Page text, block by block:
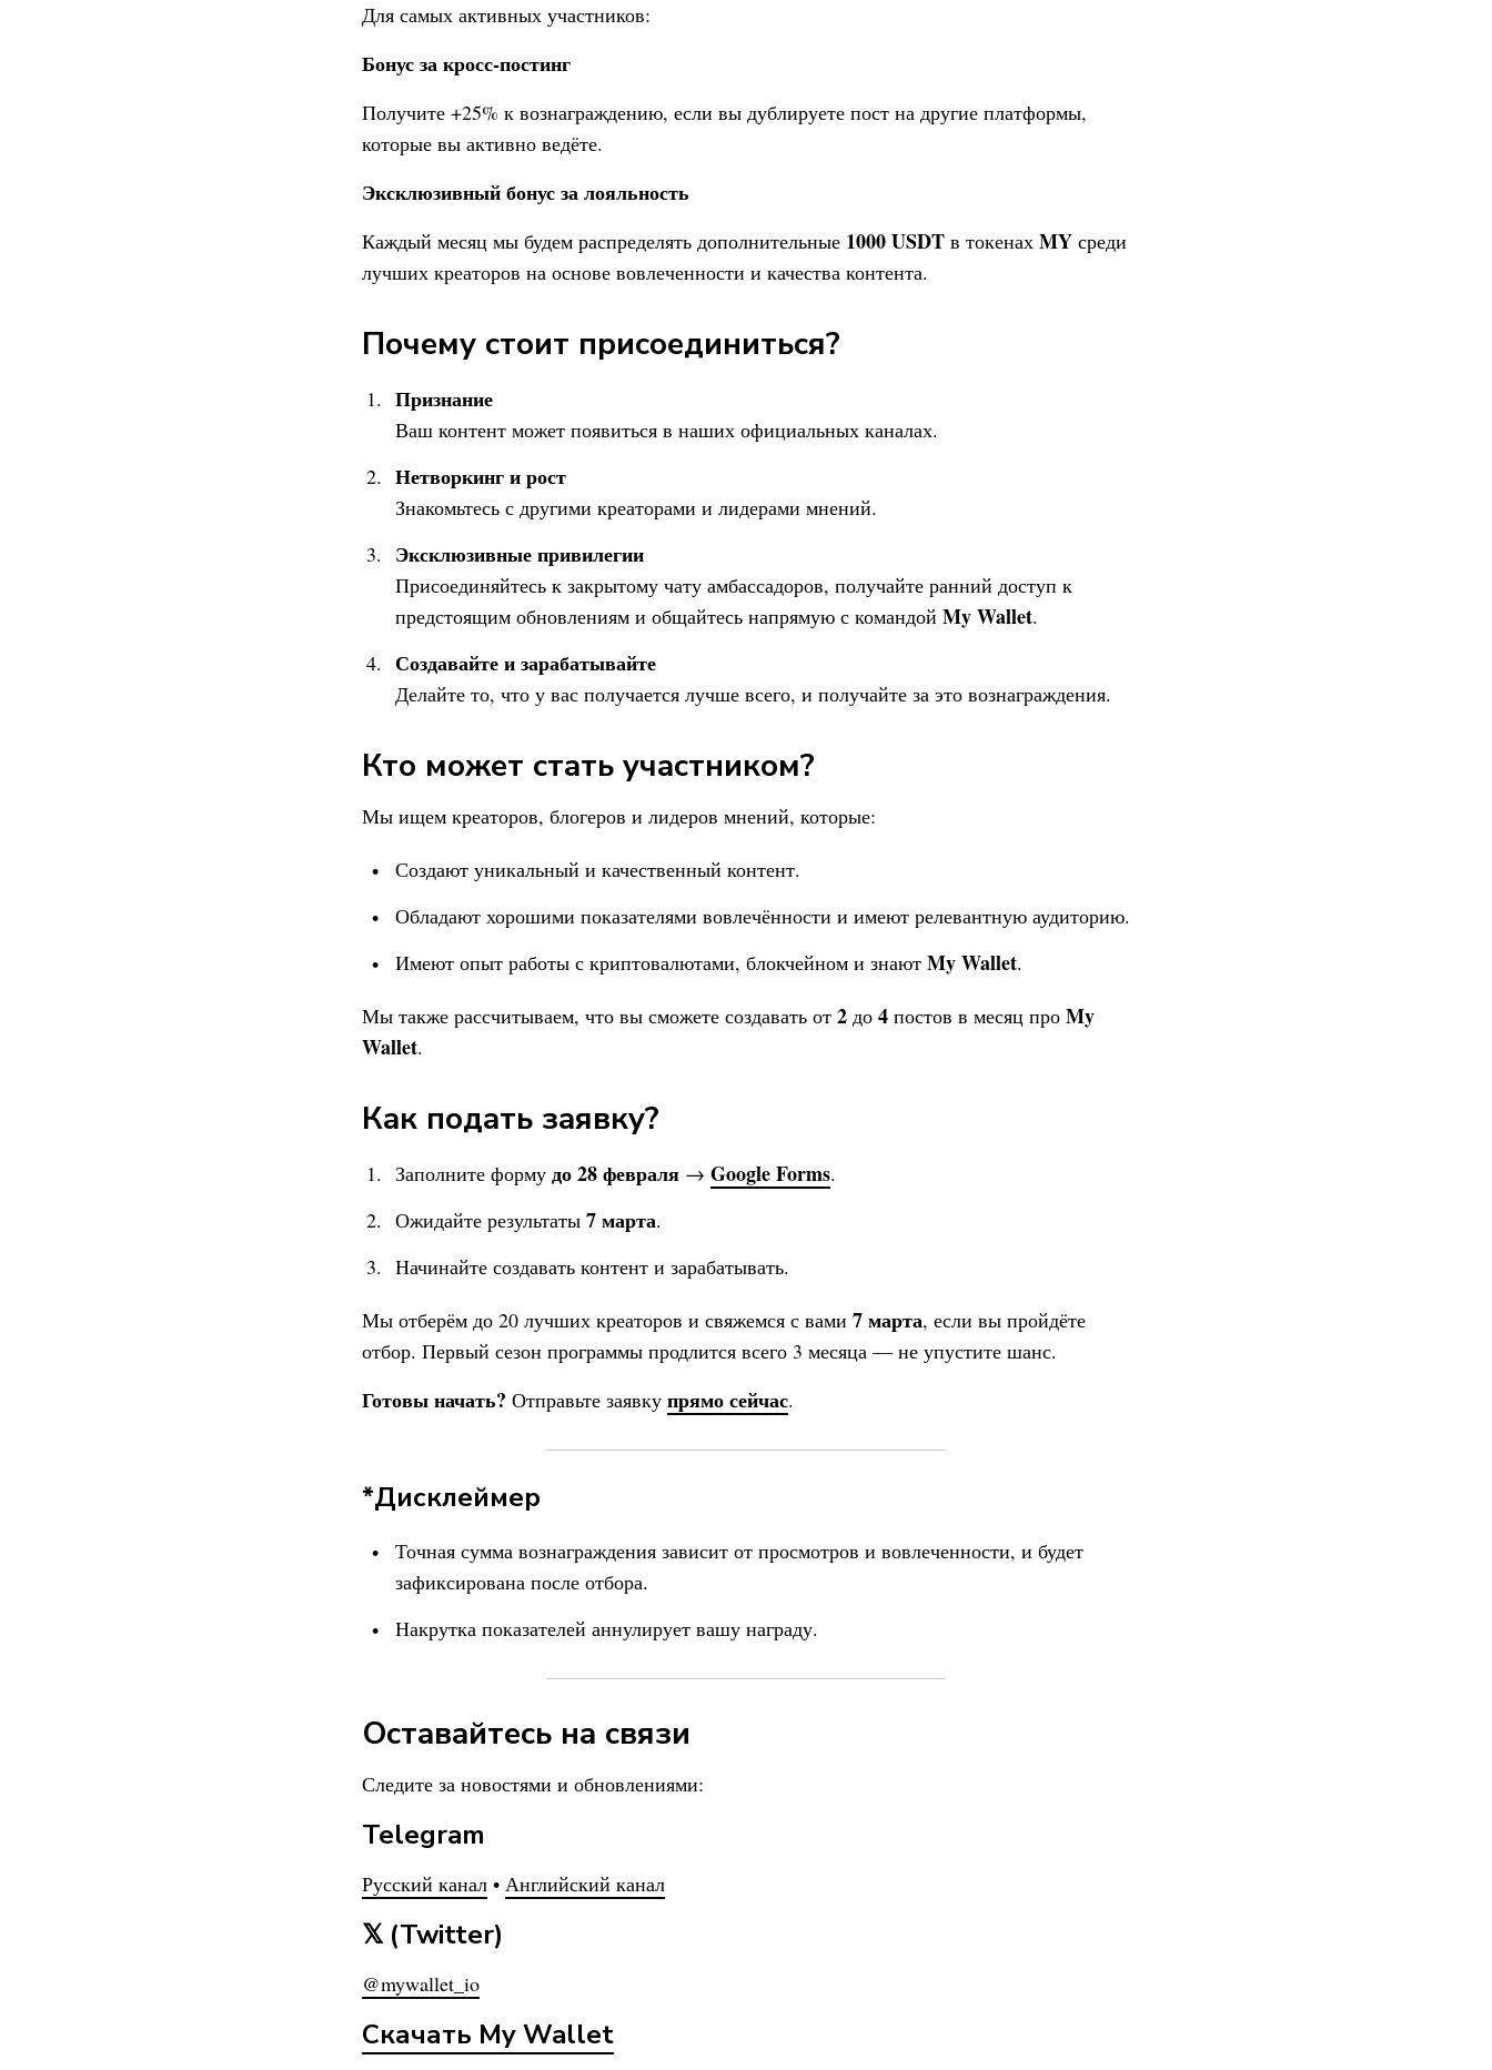
Для самых активных участников:
Бонус за кросс-постинг
Получите +25% к вознаграждению, если вы дублируете пост на другие платформы,
которые вы активно ведёте.
Эксклюзивный бонус за лояльность
Каждый месяц мы будем распределять дополнительные 1000 USDT в токенах MY среди
лучших креаторов на основе вовлеченности и качества контента.
Почему стоит присоединиться?
Признание
Ваш контент может появиться в наших официальных каналах.
Нетворкинг и рост
Знакомьтесь с другими креаторами и лидерами мнений.
Эксклюзивные привилегии
Присоединяйтесь к закрытому чату амбассадоров, получайте ранний доступ к
предстоящим обновлениям и общайтесь напрямую с командой My Wallet.
Создавайте и зарабатывайте
Делайте то, что у вас получается лучше всего, и получайте за это вознаграждения.
Кто может стать участником?
Мы ищем креаторов, блогеров и лидеров мнений, которые:
Создают уникальный и качественный контент.
Обладают хорошими показателями вовлечённости и имеют релевантную аудиторию.
Имеют опыт работы с криптовалютами, блокчейном и знают My Wallet.
Мы также рассчитываем, что вы сможете создавать от 2 до 4 постов в месяц про My
Wallet.
Как подать заявку?
Заполните форму до 28 февраля → Google Forms.
Ожидайте результаты 7 марта.
Начинайте создавать контент и зарабатывать.
Мы отберём до 20 лучших креаторов и свяжемся с вами 7 марта, если вы пройдёте
отбор. Первый сезон программы продлится всего 3 месяца — не упустите шанс.
Готовы начать? Отправьте заявку прямо сейчас.
*Дисклеймер
Точная сумма вознаграждения зависит от просмотров и вовлеченности, и будет
зафиксирована после отбора.
Накрутка показателей аннулирует вашу награду.
Оставайтесь на связи
Следите за новостями и обновлениями:
Telegram
Русский канал • Английский канал
𝕏 (Twitter)
@mywallet_io
Скачать My Wallet